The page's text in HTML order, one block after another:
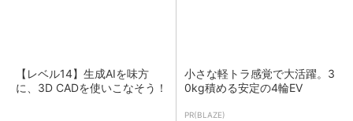
【レベル14】生成AIを味方
に、3D CADを使いこなそう！
小さな軽トラ感覚で大活躍。3
0kg積める安定の4輪EV
PR(BLAZE)